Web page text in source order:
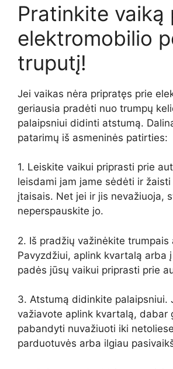
Pratinkite vaiką
elektromobilio
truputį!
Jei vaikas nėra pripratęs prie
geriausia pradėti nuo trumpų
palaipsniui didinti atstumą.
patarimų iš asmeninės patirties:
1. Leiskite vaikui priprasti prie
leisdami jam jame sėdėti ir
įtaisais. Net jei ir jis nevažiuoja,
neperspauskite jo.
2. Iš pradžių važinėkite trumpais
Pavyzdžiui, aplink kvartalą arba
padės jūsų vaikui priprasti prie
3. Atstumą didinkite palaipsniui.
važiavote aplink kvartalą, dabar
pabandyti nuvažiuoti iki
parduotuvės arba ilgiau